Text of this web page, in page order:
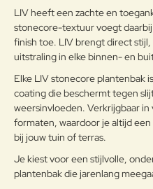
Verder
LIV heeft een zachte en
stonecore-textuur voegt
finish toe. LIV brengt direct
uitstraling in elke binnen- en
Elke LIV stonecore plantenbak
coating die beschermt tegen
weersinvloeden. Verkrijgbaar
formaten, waardoor je altijd
bij jouw tuin of terras.
Je kiest voor een stijlvolle,
plantenbak die jarenlang